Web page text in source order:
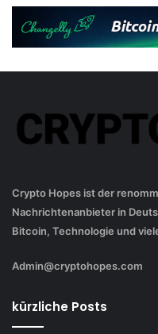
Crypto Hopes ist der
Nachrichtenanbieter in
Bitcoin, Technologie und
Admin@cryptohopes.com
kürzliche Posts